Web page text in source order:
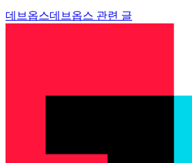
데브옵스데브옵스 관련 글